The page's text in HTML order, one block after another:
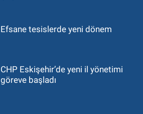
Efsane tesislerde yeni dönem
CHP Eskişehir’de yeni il yönetimi
göreve başladı